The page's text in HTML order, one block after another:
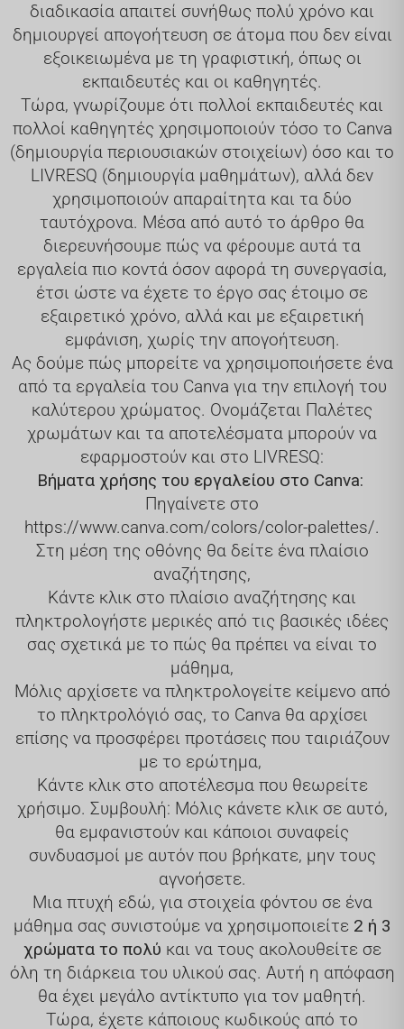
διαδικασία απαιτεί συνήθως πολύ χρόνο και
δημιουργεί απογοήτευση σε άτομα που δεν είναι
εξοικειωμένα με τη γραφιστική, όπως οι
εκπαιδευτές και οι καθηγητές.
Τώρα, γνωρίζουμε ότι πολλοί εκπαιδευτές και
πολλοί καθηγητές χρησιμοποιούν τόσο το Canva
(δημιουργία περιουσιακών στοιχείων) όσο και το
LIVRESQ (δημιουργία μαθημάτων), αλλά δεν
χρησιμοποιούν απαραίτητα και τα δύο
ταυτόχρονα. Μέσα από αυτό το άρθρο θα
διερευνήσουμε πώς να φέρουμε αυτά τα
εργαλεία πιο κοντά όσον αφορά τη συνεργασία,
έτσι ώστε να έχετε το έργο σας έτοιμο σε
εξαιρετικό χρόνο, αλλά και με εξαιρετική
εμφάνιση, χωρίς την απογοήτευση.
Ας δούμε πώς μπορείτε να χρησιμοποιήσετε ένα
από τα εργαλεία του Canva για την επιλογή του
καλύτερου χρώματος. Ονομάζεται Παλέτες
χρωμάτων και τα αποτελέσματα μπορούν να
εφαρμοστούν και στο LIVRESQ:
Βήματα χρήσης του εργαλείου στο Canva:
Πηγαίνετε στο
https://www.canva.com/colors/color-palettes/.
Στη μέση της οθόνης θα δείτε ένα πλαίσιο
αναζήτησης,
Κάντε κλικ στο πλαίσιο αναζήτησης και
πληκτρολογήστε μερικές από τις βασικές ιδέες
σας σχετικά με το πώς θα πρέπει να είναι το
μάθημα,
Μόλις αρχίσετε να πληκτρολογείτε κείμενο από
το πληκτρολόγιό σας, το Canva θα αρχίσει
επίσης να προσφέρει προτάσεις που ταιριάζουν
με το ερώτημα,
Κάντε κλικ στο αποτέλεσμα που θεωρείτε
χρήσιμο. Συμβουλή: Μόλις κάνετε κλικ σε αυτό,
θα εμφανιστούν και κάποιοι συναφείς
συνδυασμοί με αυτόν που βρήκατε, μην τους
αγνοήσετε.
Μια πτυχή εδώ, για στοιχεία φόντου σε ένα
μάθημα σας συνιστούμε να χρησιμοποιείτε2 ή 3
χρώματα το πολύ και να τους ακολουθείτε σε
όλη τη διάρκεια του υλικού σας. Αυτή η απόφαση
θα έχει μεγάλο αντίκτυπο για τον μαθητή.
Τώρα, έχετε κάποιους κωδικούς από το